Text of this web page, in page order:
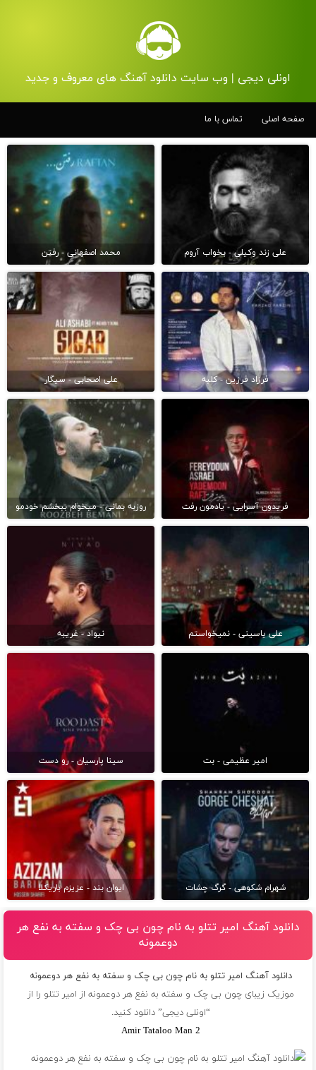
اونلی دیجی | وب سایت دانلود آهنگ های معروف و جدید
صفحه اصلی تماس با ما
علی زند وکیلی - بخواب آروم محمد اصفهانی - رفتن
فرزاد فرزین - کلبه علی اصحابی - سیگار
فریدون آسرایی - یادمون رفت روزبه بمانی - میخوام ببخشم خودمو
علی یاسینی - نمیخواستم نیواد - غریبه
امیر عظیمی - بت سینا پارسیان - رو دست
شهرام شکوهی - گرگ چشات ایوان بند - عزیزم باریکلا
دانلود آهنگ امیر تتلو به نام چون بى چک و سفته به نفع هر
دوعمونه
دانلود آهنگ امیر تتلو به نام چون بى چک و سفته به نفع هر دوعمونه
موزیک زیبای چون بى چک و سفته به نفع هر دوعمونه از امیر تتلو را از
“اونلی دیجی” دانلود کنید.
Amir Tataloo Man 2